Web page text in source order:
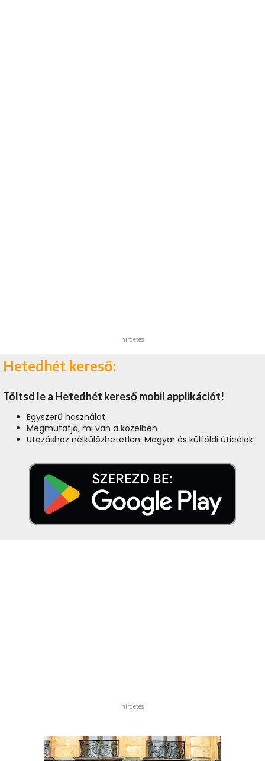
hirdetés
Hetedhét kereső:
Töltsd le a Hetedhét kereső mobil applikációt!
Egyszerű használat
Megmutatja, mi van a közelben
Utazáshoz nélkülözhetetlen: Magyar és külföldi úticélok
hirdetés